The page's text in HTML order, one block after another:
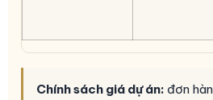
Chính sách giá dự án: đơn